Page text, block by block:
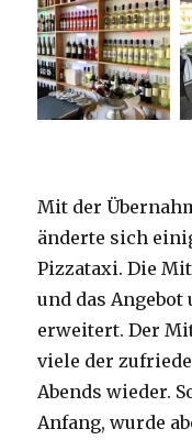
Mit der
änderte sich
Pizzataxi. Die
und das
erweitert. Der
viele der
Abends wieder.
Anfang, wurde